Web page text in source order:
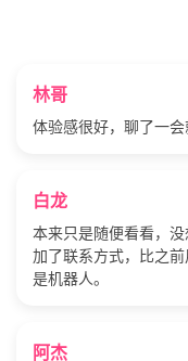
林哥
体验感很好，聊了一
白龙
本来只是随便看看，
加了联系方式，比之
是机器人。
阿杰